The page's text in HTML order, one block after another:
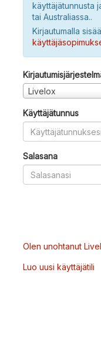
käyttäjätunnusta
tai Australiassa..
Kirjautumalla
Livelox
Käyttäjätunnus
Salasana
Olen unohtanut
Luo uusi käyttäjätili